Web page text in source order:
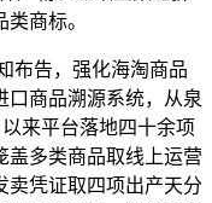
商标。
告，强化海淘商品
口商品溯源系统，从泉
来平台落地四十余项
盖多类商品取线上运营
卖凭证取四项出产天分